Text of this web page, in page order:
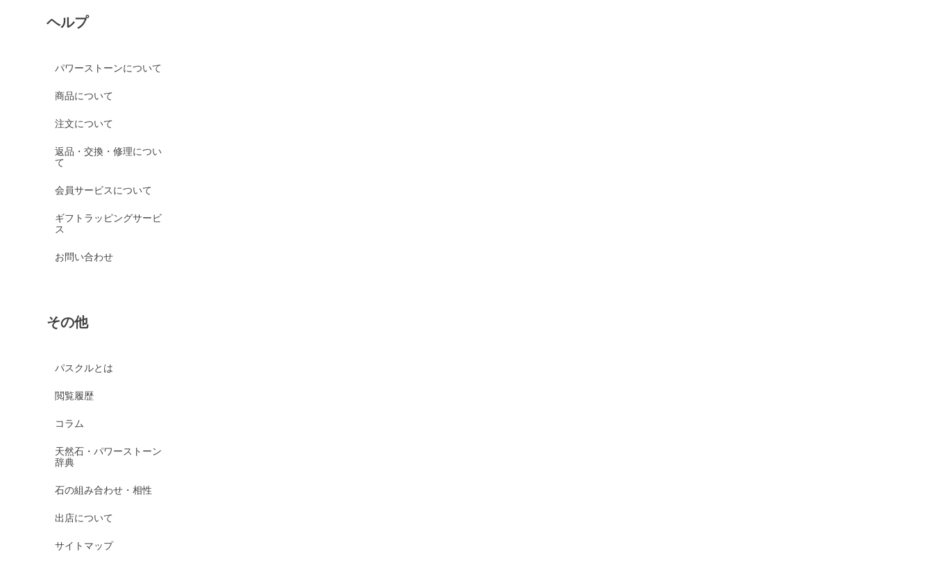
ヘルプ
パワーストーンについて
商品について
注文について
返品・交換・修理につい
て
会員サービスについて
ギフトラッピングサービ
ス
お問い合わせ
その他
パスクルとは
閲覧履歴
コラム
天然石・パワーストーン
辞典
石の組み合わせ・相性
出店について
サイトマップ